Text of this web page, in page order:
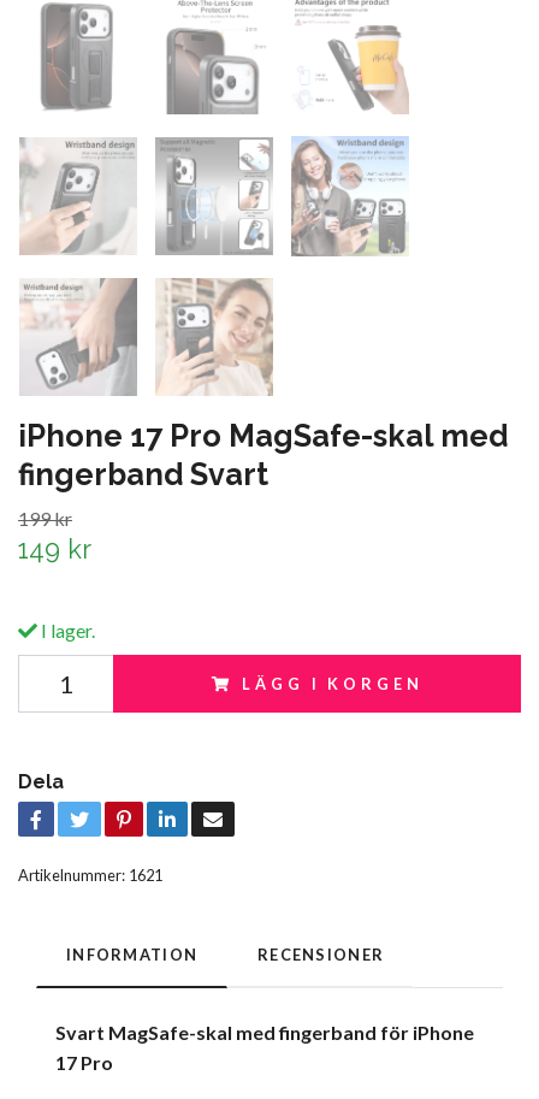
iPhone 17 Pro MagSafe-skal med
fingerband Svart
199 kr
149 kr
I lager.
LÄGG I KORGEN
Dela
Artikelnummer: 1621
INFORMATION RECENSIONER
Svart MagSafe-skal med fingerband för iPhone
17 Pro